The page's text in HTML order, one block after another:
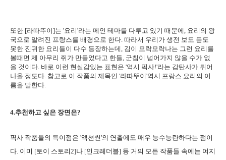
또한 [라따뚜이]는 '요리'라는 메인 테마를 다루고 있기 때문에, 요리의 왕
국으로 알려진 프랑스를 배경으로 한다. 따라서 우리가 생전 보도 듣도
못한 진귀한 요리들이 다수 등장하는데, 김이 모락모락나는 그런 요리를
볼때면 제 아무리 쥐가 만들었다고 한들, 군침이 넘어가지 않을 수가 없
을 것이다. 바로 이런 현실감있는 표현은 '역시 픽사!'라는 감탄사가 튀어
나올 정도다. 참고로 이 작품의 제목인 '라따뚜이'역시 프랑스 요리의 이
름을 말한다.
4.추천하고 싶은 장면은?
픽사 작품들의 특이점은 '액션씬'의 연출에도 매우 능수능란하다는 점이
다. 이미 [토이 스토리2]나 [인크레더블] 등 거의 모든 작품들 속에는 여지